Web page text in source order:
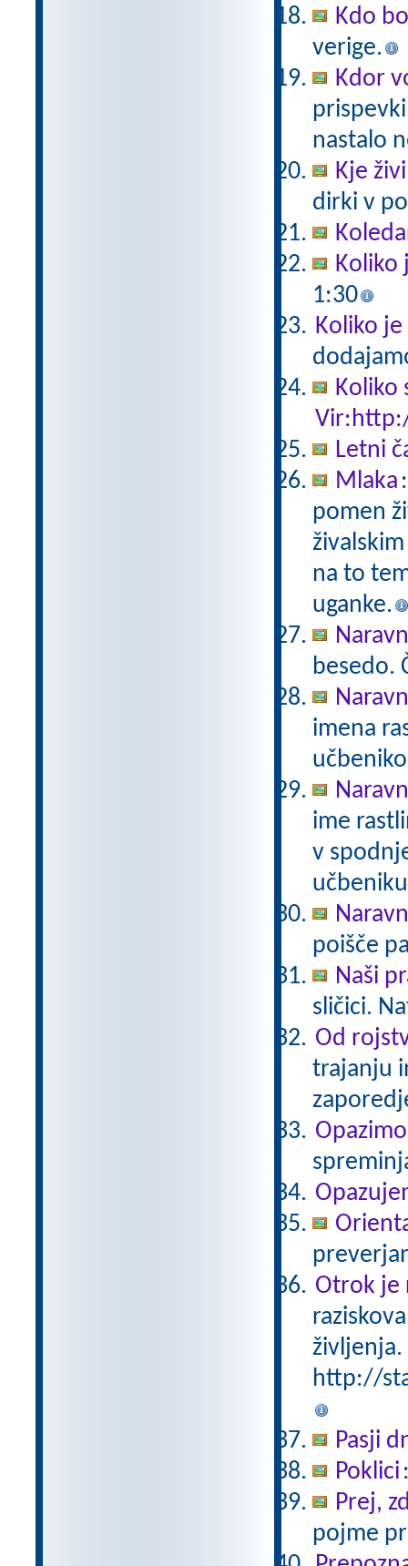
Kdo
verige.
Kdor
nastalo
Kje
dirki v
Koliko
1:30
Koliko
Koliko
Letni
Mlaka
pomen
na to
uganke.
besedo.
imena
ime
v
poišče
Naši
sličici.
Od
trajanju
Otrok je
življenja.
http://
Pasji
Poklici
Prej,
pojme